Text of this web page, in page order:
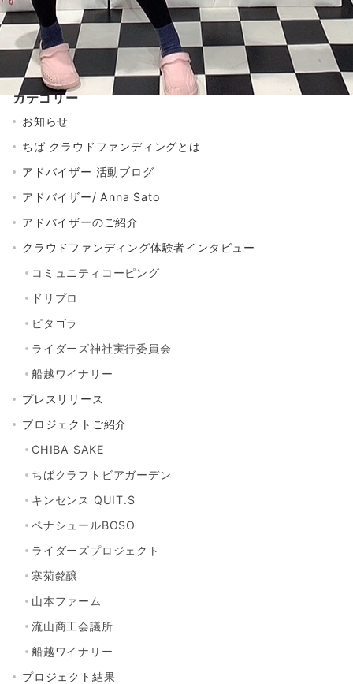
サイト内検索
検
索：
カテゴリー
お知らせ
ちば クラウドファンディングとは
アドバイザー 活動ブログ
アドバイザー/ Anna Sato
アドバイザーのご紹介
クラウドファンディング体験者インタビュー
コミュニティコーピング
ドリプロ
ピタゴラ
ライダーズ神社実行委員会
船越ワイナリー
プレスリリース
プロジェクトご紹介
CHIBA SAKE
ちばクラフトビアガーデン
キンセンス QUIT.S
ペナシュールBOSO
ライダーズプロジェクト
寒菊銘醸
山本ファーム
流山商工会議所
船越ワイナリー
プロジェクト結果